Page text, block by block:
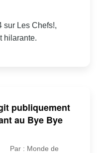
sur Les Chefs!,
hilarante.
publiquement
au Bye Bye
Par : Monde de